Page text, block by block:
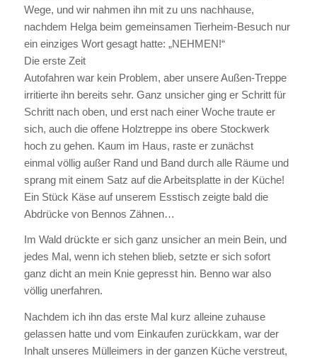
Wege, und wir nahmen ihn mit zu uns nachhause,
nachdem Helga beim gemeinsamen Tierheim-Besuch nur
ein einziges Wort gesagt hatte: „NEHMEN!“
Die erste Zeit
Autofahren war kein Problem, aber unsere Außen-Treppe
irritierte ihn bereits sehr. Ganz unsicher ging er Schritt für
Schritt nach oben, und erst nach einer Woche traute er
sich, auch die offene Holztreppe ins obere Stockwerk
hoch zu gehen. Kaum im Haus, raste er zunächst
einmal völlig außer Rand und Band durch alle Räume und
sprang mit einem Satz auf die Arbeitsplatte in der Küche!
Ein Stück Käse auf unserem Esstisch zeigte bald die
Abdrücke von Bennos Zähnen…
Im Wald drückte er sich ganz unsicher an mein Bein, und
jedes Mal, wenn ich stehen blieb, setzte er sich sofort
ganz dicht an mein Knie gepresst hin. Benno war also
völlig unerfahren.
Nachdem ich ihn das erste Mal kurz alleine zuhause
gelassen hatte und vom Einkaufen zurückkam, war der
Inhalt unseres Mülleimers in der ganzen Küche verstreut,